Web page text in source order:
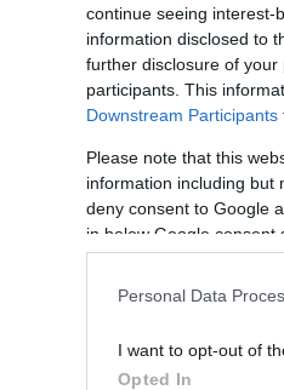
continue seeing interest-
information disclosed to
further disclosure of your
participants. This
Downstream Participants
Please note that this
information including but
deny consent to Google
in below Google consent
Personal Data
I want to opt-out of
Opted In